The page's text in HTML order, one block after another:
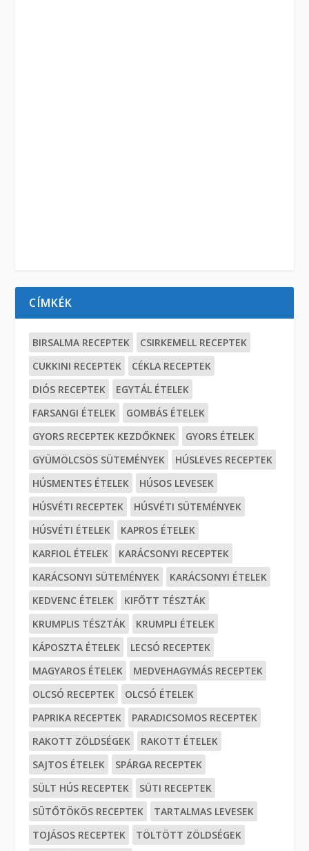
CÍMKÉK
BIRSALMA RECEPTEK
CSIRKEMELL RECEPTEK
CUKKINI RECEPTEK
CÉKLA RECEPTEK
DIÓS RECEPTEK
EGYTÁL ÉTELEK
FARSANGI ÉTELEK
GOMBÁS ÉTELEK
GYORS RECEPTEK KEZDŐKNEK
GYORS ÉTELEK
GYÜMÖLCSÖS SÜTEMÉNYEK
HÚSLEVES RECEPTEK
HÚSMENTES ÉTELEK
HÚSOS LEVESEK
HÚSVÉTI RECEPTEK
HÚSVÉTI SÜTEMÉNYEK
HÚSVÉTI ÉTELEK
KAPROS ÉTELEK
KARFIOL ÉTELEK
KARÁCSONYI RECEPTEK
KARÁCSONYI SÜTEMÉNYEK
KARÁCSONYI ÉTELEK
KEDVENC ÉTELEK
KIFŐTT TÉSZTÁK
KRUMPLIS TÉSZTÁK
KRUMPLI ÉTELEK
KÁPOSZTA ÉTELEK
LECSÓ RECEPTEK
MAGYAROS ÉTELEK
MEDVEHAGYMÁS RECEPTEK
OLCSÓ RECEPTEK
OLCSÓ ÉTELEK
PAPRIKA RECEPTEK
PARADICSOMOS RECEPTEK
RAKOTT ZÖLDSÉGEK
RAKOTT ÉTELEK
SAJTOS ÉTELEK
SPÁRGA RECEPTEK
SÜLT HÚS RECEPTEK
SÜTI RECEPTEK
SÜTŐTÖKÖS RECEPTEK
TARTALMAS LEVESEK
TOJÁSOS RECEPTEK
TÖLTÖTT ZÖLDSÉGEK